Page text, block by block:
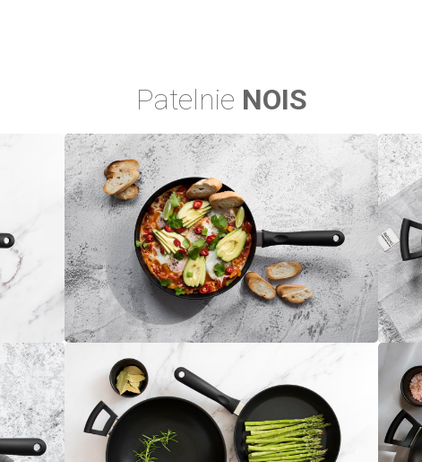
Patelnie NOIS